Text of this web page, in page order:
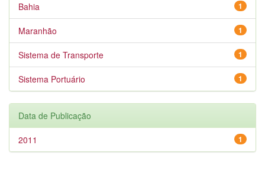
1
Bahia
1
Maranhão
1
Sistema de Transporte
1
Sistema Portuário
Data de Publicação
1
2011